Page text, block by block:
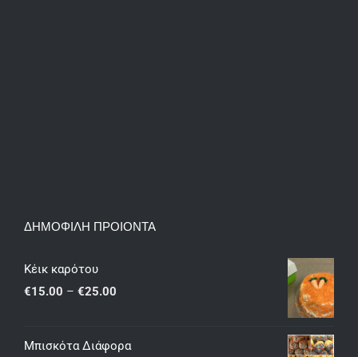
ΔΗΜΟΦΙΛΗ ΠΡΟΙΟΝΤΑ
Κέικ καρότου
€15.00 – €25.00
Μπισκότα Διάφορα